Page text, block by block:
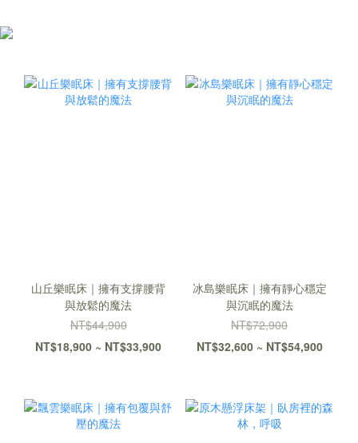
山丘樂眠床｜擁有支撐腰背
與放鬆的魔法
NT$44,900
NT$18,900 ~ NT$33,900
冰島樂眠床｜擁有靜心穩定
與沉眠的魔法
NT$72,900
NT$32,600 ~ NT$54,900